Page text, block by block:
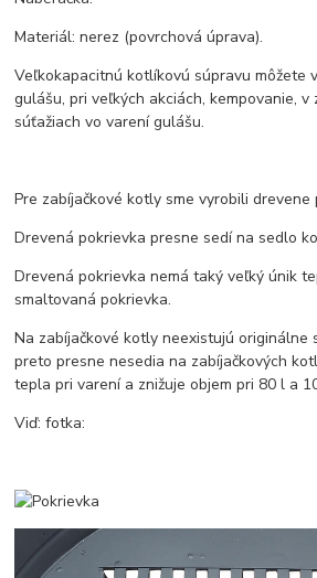
Materiál: nerez (povrchová úprava).
Veľkokapacitnú kotlíkovú súpravu môžete
gulášu, pri veľkých akciách, kempovanie, v
súťažiach vo varení gulášu.
Pre zabíjačkové kotly sme vyrobili drevene
Drevená pokrievka presne sedí na sedlo
Drevená pokrievka nemá taký veľký únik
smaltovaná pokrievka.
Na zabíjačkové kotly neexistujú originálne
preto presne nesedia na zabíjačkových
tepla pri varení a znižuje objem pri 80 l a
Viď: fotka: